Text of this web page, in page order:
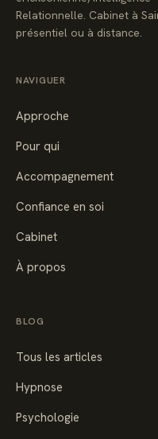
Relationnelle. Cabinet à
présentiel ou à distance.
NAVIGUER
Approche
Pour qui
Accompagnement
Confiance en soi
Cabinet
À propos
BLOG
Tous les articles
Hypnose
Psychologie